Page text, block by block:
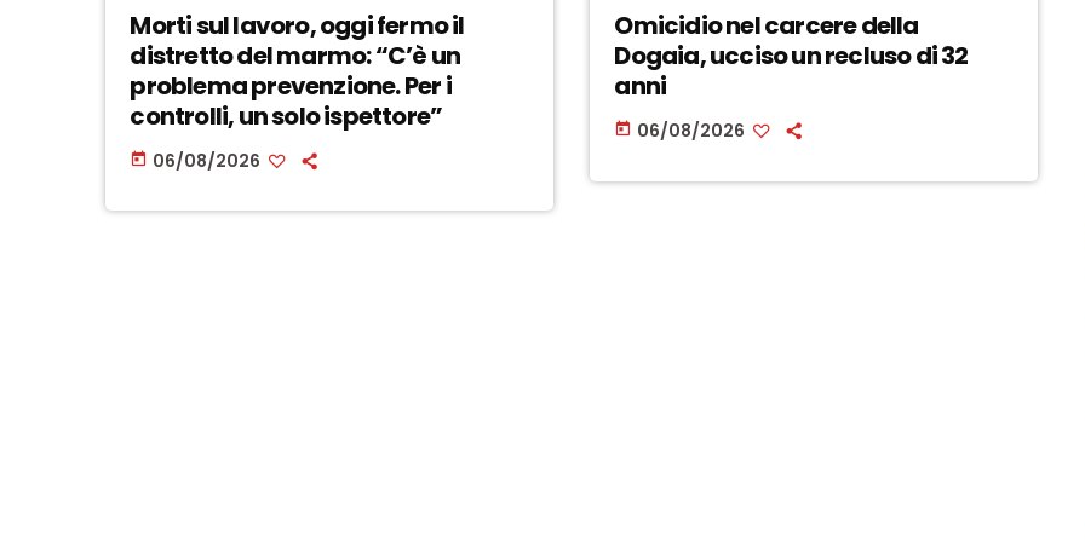
Morti sul lavoro, oggi fermo il
distretto del marmo: “C’è un
problema prevenzione. Per i
controlli, un solo ispettore”
today 06/08/2026
Omicidio nel carcere della
Dogaia, ucciso un recluso di 32
anni
today 06/08/2026